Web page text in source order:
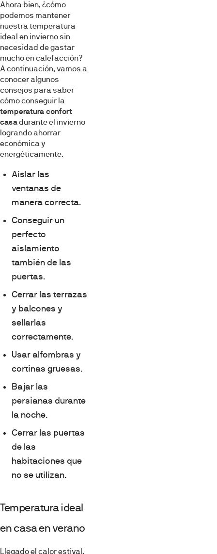
Ahora bien, ¿cómo
podemos mantener
nuestra temperatura
ideal en invierno sin
necesidad de gastar
mucho en calefacción?
A continuación, vamos a
conocer algunos
consejos para saber
cómo conseguir la
temperatura confort
casadurante el invierno
logrando ahorrar
económica y
energéticamente.
Aislar las
ventanas de
manera correcta.
Conseguir un
perfecto
aislamiento
también de las
puertas.
Cerrar las terrazas
y balcones y
sellarlas
correctamente.
Usar alfombras y
cortinas gruesas.
Bajar las
persianas durante
la noche.
Cerrar las puertas
de las
habitaciones que
no se utilizan.
Temperatura ideal
en casa en verano
Llegado el calor estival,